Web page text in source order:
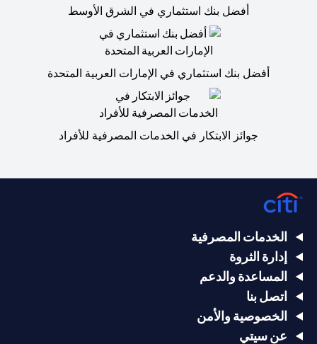
أفضل بنك استثماري في الشرق الأوسط
أفضل بنك استثماري في الإمارات العربية المتحدة
جوائز الابتكار في الخدمات المصرفية للأفراد
الخدمات المصرفية
إدارة الثروة
المساعدة والدعم
اتصل بنا
الخصوصية والأمن
عن سيتي